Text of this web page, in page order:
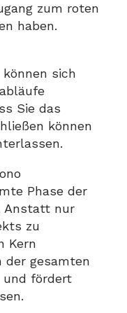
zum roten
haben.
können sich
Sie das
können
Phase der
Anstatt nur
zu
Kern
der gesamten
und fördert